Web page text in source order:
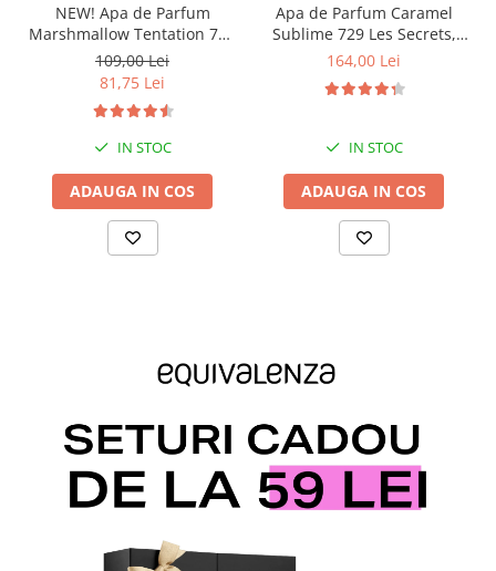
NEW! Apa de Parfum
Marshmallow Tentation 758
Les Secrets, Unisex, 50 ml,
Equivalenza
109,00 Lei
81,75 Lei
IN STOC
ADAUGA IN COS
Apa de Parfum Caramel
Sublime 729 Les Secrets,
Unisex, 100 ml, Equivalenza
164,00 Lei
IN STOC
ADAUGA IN COS